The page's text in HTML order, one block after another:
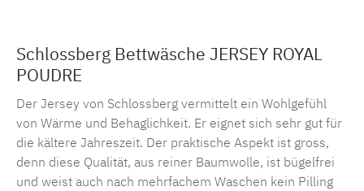
Schlossberg Bettwäsche JERSEY ROYAL
POUDRE
Der Jersey von Schlossberg vermittelt ein Wohlgefühl
von Wärme und Behaglichkeit. Er eignet sich sehr gut für
die kältere Jahreszeit. Der praktische Aspekt ist gross,
denn diese Qualität, aus reiner Baumwolle, ist bügelfrei
und weist auch nach mehrfachem Waschen kein Pilling